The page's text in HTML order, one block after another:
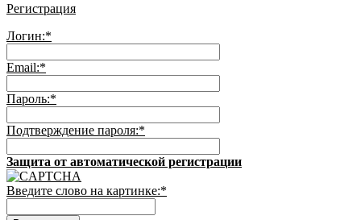
Регистрация
Логин:*
Email:*
Пароль:*
Подтверждение пароля:*
Защита от автоматической регистрации
Введите слово на картинке:*